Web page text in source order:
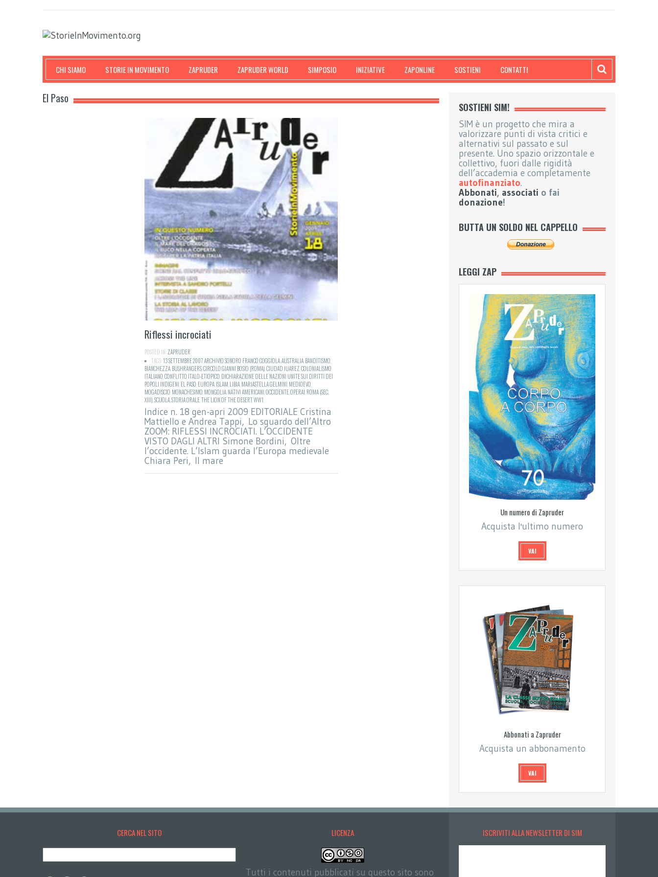
CHI SIAMO STORIE IN MOVIMENTO ZAPRUDER ZAPRUDER WORLD SIMPOSIO INIZIATIVE ZAPONLINE SOSTIENI CONTATTI
El Paso
Riflessi incrociati
POSTED IN:ZAPRUDER
TAGS:13 SETTEMBRE 2007,ARCHIVIO SONORO FRANCO COGGIOLA,AUSTRALIA, BANDITISMO
BIANCHEZZA, BUSHRANGERS,CIRCOLO GIANNI BOSIO (ROMA) CIUDAD JUAREZ COLONIALISMO
ITALIANO CONFLITTO ITALO-ETIOPICO DICHIARAZIONE DELLE NAZIONI UNITE SUI DIRITTI DEI
POPOLI INDIGENI EL PASO EUROPA, ISLAM LIBIA, MARIASTELLA GELMINI MEDIOEVO
MOGADISCIO MONACHESIMO MONGOLIA, NATIVI AMERICANI OCCIDENTE,OPERAI ROMA (SEC.
XIII) SCUOLA,STORIA ORALE,THE LION OF THE DESERT,WW1
Indice n. 18 gen-apri 2009 EDITORIALE Cristina
Mattiello e Andrea Tappi, Lo sguardo dell’Altro
ZOOM: RIFLESSI INCROCIATI. L’OCCIDENTE
VISTO DAGLI ALTRI Simone Bordini, Oltre
l’occidente. L’Islam guarda l’Europa medievale
Chiara Peri, Il mare
SOSTIENI SIM!
SIM è un progetto che mira a
valorizzare punti di vista critici e
alternativi sul passato e sul
presente. Uno spazio orizzontale e
collettivo, fuori dalle rigidità
dell’accademia e completamente
autofinanziato.
Abbonati, associati o fai
donazione!
BUTTA UN SOLDO NEL CAPPELLO
LEGGI ZAP
Un numero di Zapruder
Acquista l'ultimo numero
VAI
Abbonati a Zapruder
Acquista un abbonamento
VAI
CERCA NEL SITO LICENZA
Tutti i contenuti pubblicati su questo sito sono
ISCRIVITI ALLA NEWSLETTER DI SIM